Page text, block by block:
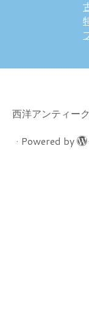
西洋アンティー
· Powered by ·